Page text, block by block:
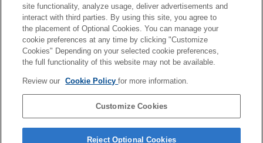
A fényképezőgép-beállítások módosítása
Okostelefonnal elérhető funkciók
Számítógép használata
A felhőszolgáltatás használata
Ha problémába ütközik
site functionality, analyze usage, deliver advertisements and
interact with third parties. By using this site, you agree to
the placement of Optional Cookies. You can manage your
cookie preferences at any time by clicking "Customize
Cookies" Depending on your selected cookie preferences,
the full functionality of this website may not be available.
Review our Cookie Policyfor more information.
Customize Cookies
Reject Optional Cookies